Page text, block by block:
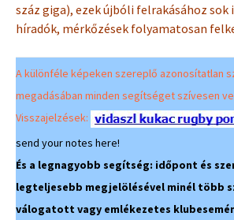
száz giga), ezek újbóli felrakásához sok
híradók, mérkőzések folyamatosan
A különféle képeken szereplő azonosítatlan
megadásában minden segítséget szívesen
Visszajelzések:
send your notes here!
És a legnagyobb segítség: időpont és
legteljesebb megjelölésével minél több
válogatott vagy emlékezetes